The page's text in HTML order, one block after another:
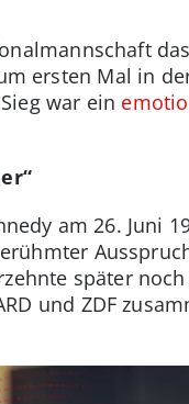
ersten Mal in
war ein
am 26. Juni
später
und ZDF